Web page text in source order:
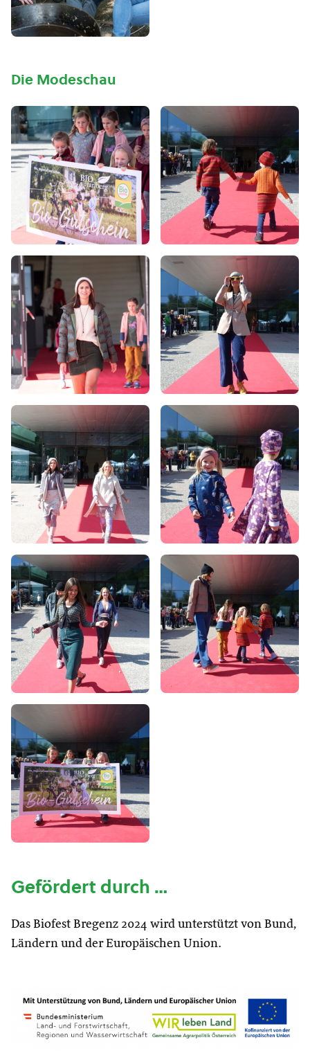
Die Modeschau
Gefördert durch …
Das Biofest Bregenz 2024 wird unterstützt von Bund,
Ländern und der Europäischen Union.